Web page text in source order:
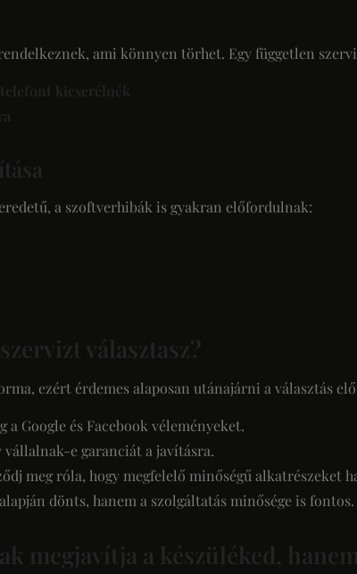
ami könnyen törhet. Egy független
kicserélnék
a szoftverhibák is gyakran előfordulnak:
választasz?
ezért érdemes alaposan utánajárni a választás
a Google és Facebook véleményeket.
vállalnak-e garanciát a javításra.
meg róla, hogy megfelelő minőségű alkatrészeket
dönts, hanem a szolgáltatás minősége is fontos.
megjavítja a készüléked,